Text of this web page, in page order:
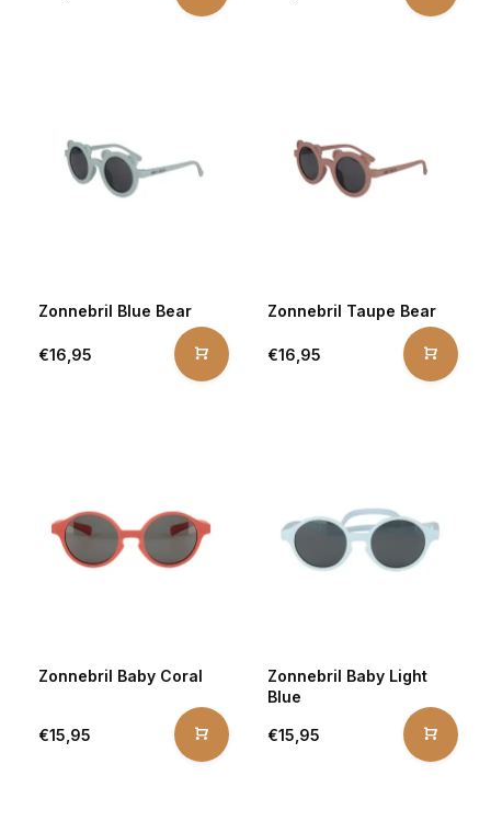
Zonnebril Blue Bear
€16,95
Zonnebril Taupe Bear
€16,95
Zonnebril Baby Coral
€15,95
Zonnebril Baby Light
Blue
€15,95